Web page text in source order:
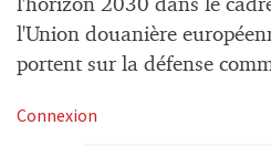
l'horizon 2030 dans le
l'Union douanière
portent sur la défense
Connexion